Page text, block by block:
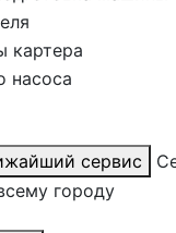
картера
насоса
сервис
городу